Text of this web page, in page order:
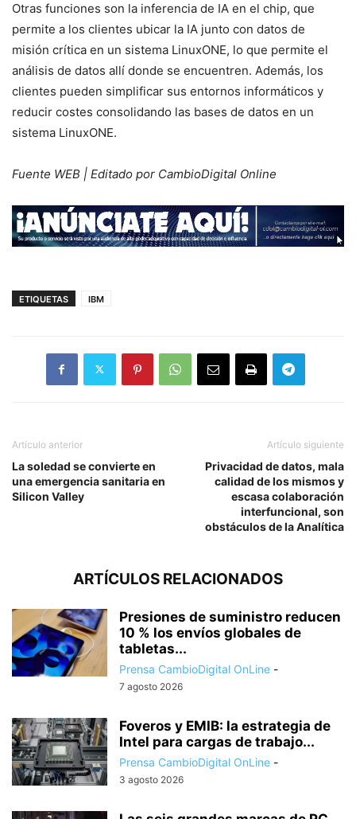
Otras funciones son la inferencia de IA en el chip, que
permite a los clientes ubicar la IA junto con datos de
misión crítica en un sistema LinuxONE, lo que permite el
análisis de datos allí donde se encuentren. Además, los
clientes pueden simplificar sus entornos informáticos y
reducir costes consolidando las bases de datos en un
sistema LinuxONE.
Fuente WEB | Editado por CambioDigital Online
ETIQUETAS IBM
Artículo anterior
La soledad se convierte en
una emergencia sanitaria en
Silicon Valley
Artículo siguiente
Privacidad de datos, mala
calidad de los mismos y
escasa colaboración
interfuncional, son
obstáculos de la Analítica
ARTÍCULOS RELACIONADOS
Presiones de suministro reducen
10 % los envíos globales de
tabletas...
Prensa CambioDigital OnLine -
7 agosto 2026
Foveros y EMIB: la estrategia de
Intel para cargas de trabajo...
Prensa CambioDigital OnLine -
3 agosto 2026